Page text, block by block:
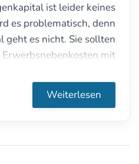
ist leider keines
es problematisch, denn
geht es nicht. Sie sollten
mit
die auch trotz Probezeit
einfach und günstig
finanzieren.
Weiterlesen